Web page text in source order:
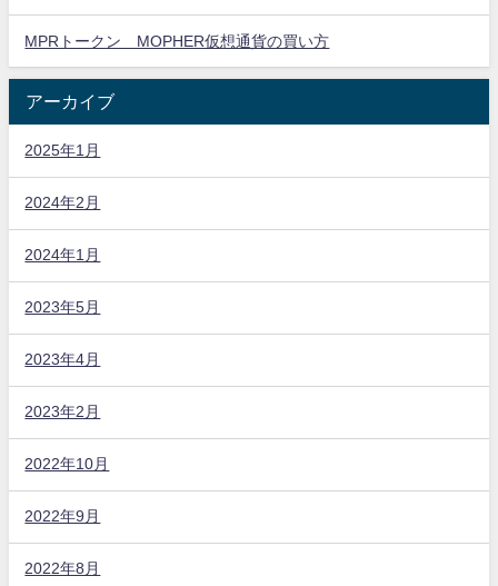
MPRトークン MOPHER仮想通貨の買い方
アーカイブ
2025年1月
2024年2月
2024年1月
2023年5月
2023年4月
2023年2月
2022年10月
2022年9月
2022年8月